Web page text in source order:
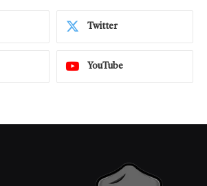
Twitter
YouTube